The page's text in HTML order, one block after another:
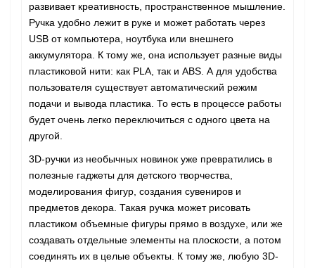
развивает креативность, пространственное мышление.
Ручка удобно лежит в руке и может работать через
USB от компьютера, ноутбука или внешнего
аккумулятора. К тому же, она использует разные виды
пластиковой нити: как PLA, так и ABS. А для удобства
пользователя существует автоматический режим
подачи и вывода пластика. То есть в процессе работы
будет очень легко переключиться с одного цвета на
другой.
3D-ручки из необычных новинок уже превратились в
полезные гаджеты для детского творчества,
моделирования фигур, создания сувениров и
предметов декора. Такая ручка может рисовать
пластиком объемные фигуры прямо в воздухе, или же
создавать отдельные элементы на плоскости, а потом
соединять их в целые объекты. К тому же, любую 3D-